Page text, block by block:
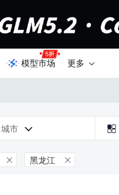
模型市场 更多
城市  
 黑龙江 